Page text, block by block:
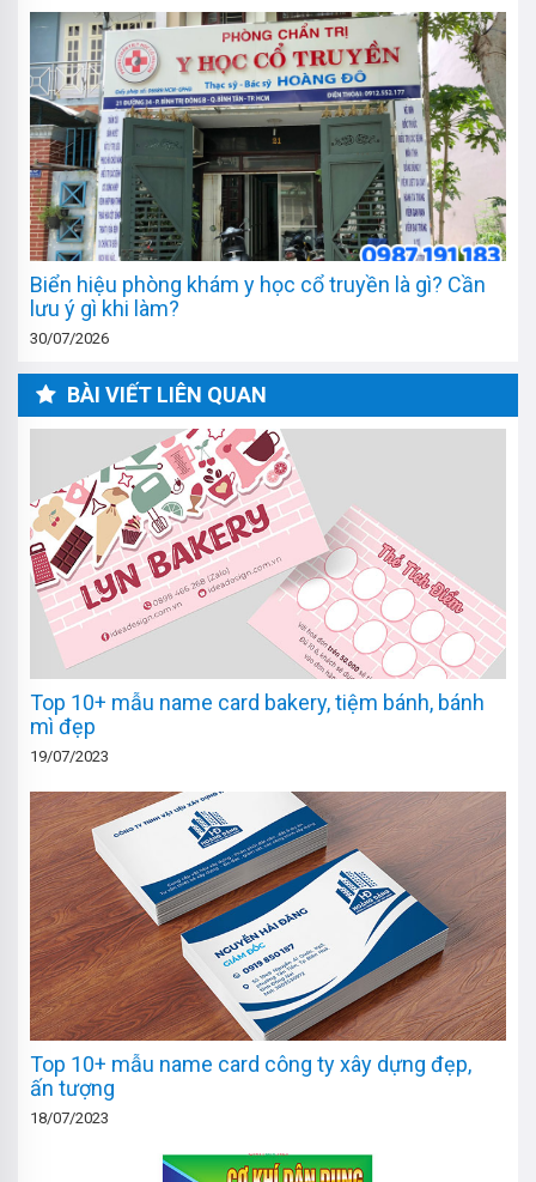
Biển hiệu phòng khám y học cổ truyền là gì? Cần
lưu ý gì khi làm?
30/07/2026
BÀI VIẾT LIÊN QUAN
Top 10+ mẫu name card bakery, tiệm bánh, bánh
mì đẹp
19/07/2023
Top 10+ mẫu name card công ty xây dựng đẹp,
ấn tượng
18/07/2023